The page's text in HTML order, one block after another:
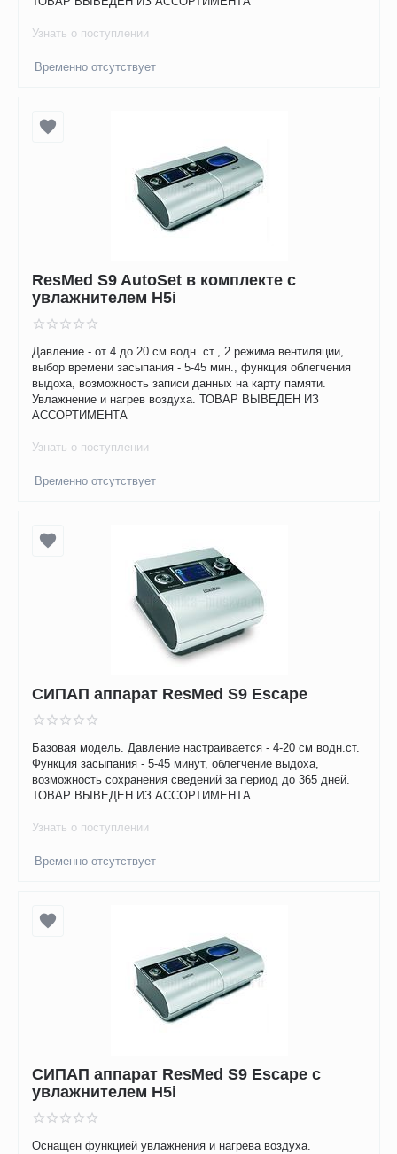
Узнать о поступлении
Временно отсутствует
ResMed S9 AutoSet в комплекте с
увлажнителем H5i
Давление - от 4 до 20 см водн. ст., 2 режима вентиляции,
выбор времени засыпания - 5-45 мин., функция облегчения
выдоха, возможность записи данных на карту памяти.
Увлажнение и нагрев воздуха. ТОВАР ВЫВЕДЕН ИЗ
АССОРТИМЕНТА
Узнать о поступлении
Временно отсутствует
СИПАП аппарат ResMed S9 Escape
Базовая модель. Давление настраивается - 4-20 см водн.ст.
Функция засыпания - 5-45 минут, облегчение выдоха,
возможность сохранения сведений за период до 365 дней.
ТОВАР ВЫВЕДЕН ИЗ АССОРТИМЕНТА
Узнать о поступлении
Временно отсутствует
СИПАП аппарат ResMed S9 Escape с
увлажнителем H5i
Оснащен функцией увлажнения и нагрева воздуха.